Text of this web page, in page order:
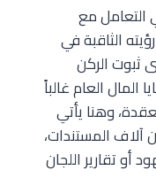
التعامل مع
الثاقبة في
ثبوت الركن
العام غالباً
وهنا يأتي
المستندات،
تقارير اللجان